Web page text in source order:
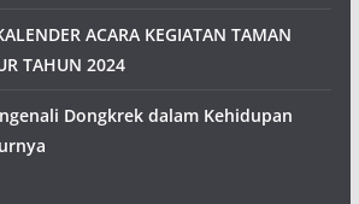
ACARA KEGIATAN TAMAN
TAHUN 2024
Dongkrek dalam Kehidupan